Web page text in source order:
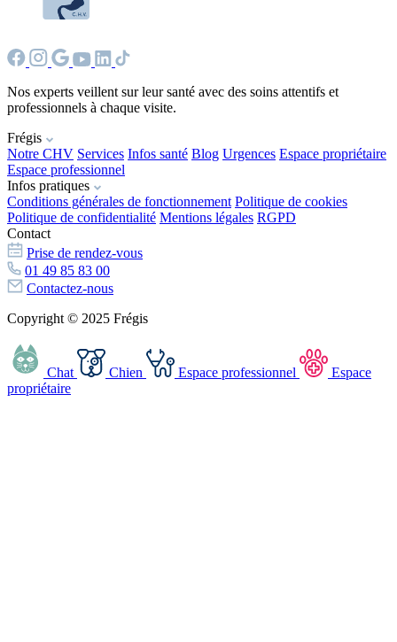
Nos experts veillent sur leur santé avec des soins attentifs et
professionnels à chaque visite.
Frégis
Notre CHV Services Infos santé Blog Urgences Espace propriétaire
Espace professionnel
Infos pratiques
Conditions générales de fonctionnement Politique de cookies
Politique de confidentialité Mentions légales RGPD
Contact
Prise de rendez-vous
01 49 85 83 00
Contactez-nous
Copyright © 2025 Frégis
Chat Chien Espace professionnel
Espace
propriétaire